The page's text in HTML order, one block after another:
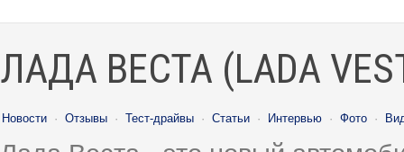
ЛАДА ВЕСТА (LADA
Новости · Отзывы · Тест-драйвы · Статьи · Интервью · Фото ·